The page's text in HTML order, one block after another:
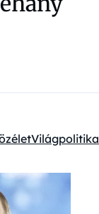
Világpolitika